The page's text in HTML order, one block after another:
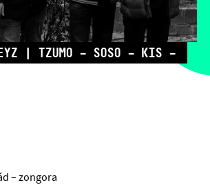
JEGYPÉNZTÁR
NYITVA TARTÁSA
HÉTFŐ:09:00-18:00
KEDD:09:00-20:00
| TZUMO – SOSO – KIS –
– zongora